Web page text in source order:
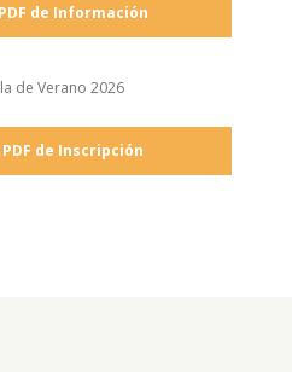
de Información
de Verano 2026
de Inscripción